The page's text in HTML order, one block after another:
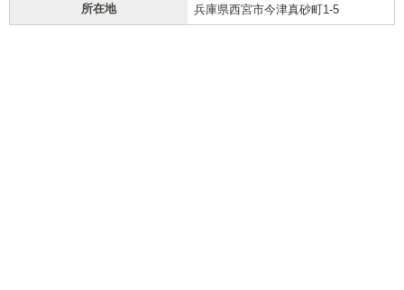
所在地 兵庫県西宮市今津真砂町1-5